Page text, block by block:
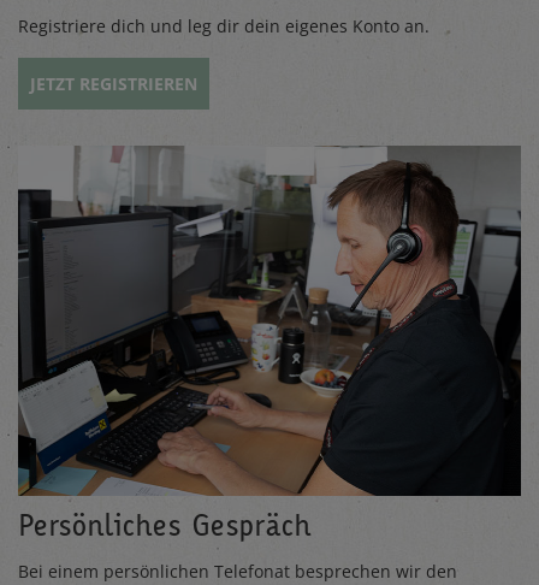
Registriere dich und leg dir dein eigenes Konto an.
JETZT REGISTRIEREN
Persönliches Gespräch
Bei einem persönlichen Telefonat besprechen wir den